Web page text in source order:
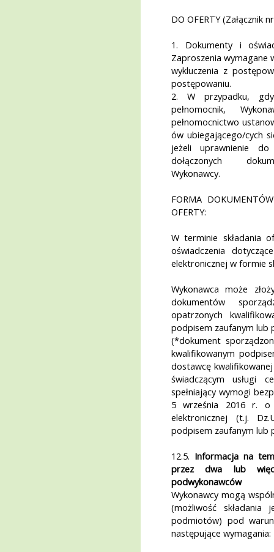
DO OFERTY (Załącznik
1. Dokumenty i
Zaproszenia
wykluczenia z
postępowaniu.
2. W przypadku,
pełnomocnik,
pełnomocnictwo
ów ubiegającego/cych
jeżeli uprawnienie
dołączonych
Wykonawcy.
FORMA
OFERTY:
W terminie składania
oświadczenia
elektronicznej w formie
Wykonawca może
dokumentów
opatrzonych
podpisem zaufanym lub
(*dokument
kwalifikowanym
dostawcę
świadczącym usługi
spełniający wymogi
5 września 2016 r. o
elektronicznej (t.j.
podpisem zaufanym lub
12.5. Informacja na
przez dwa lub
podwykonawców
Wykonawcy mogą
(możliwość
podmiotów) pod
następujące wymagania: